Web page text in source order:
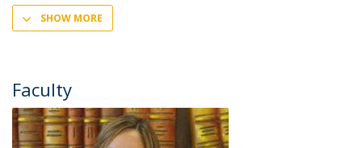
SHOW MORE
Faculty